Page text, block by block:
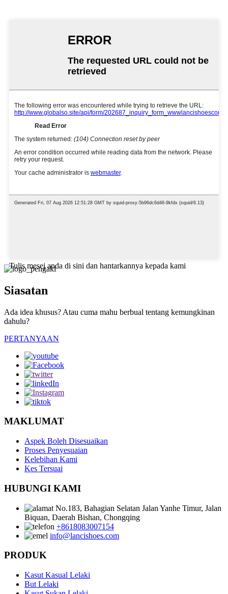
Tulis mesej anda di sini dan hantarkannya kepada kami
Siasatan
Ada idea khusus? Atau cuma mahu berbual tentang kemungkinan
dahulu?
PERTANYAAN
MAKLUMAT
Aspek Boleh Disesuaikan
Proses Penyesuaian
Kelebihan Kami
Kes Tersuai
HUBUNGI KAMI
No.183, Bahagian Selatan Jalan Yanhe Timur, Jalan
Biquan, Daerah Bishan, Chongqing
+8618083007154
info@lancishoes.com
PRODUK
Kasut Kasual Lelaki
But Lelaki